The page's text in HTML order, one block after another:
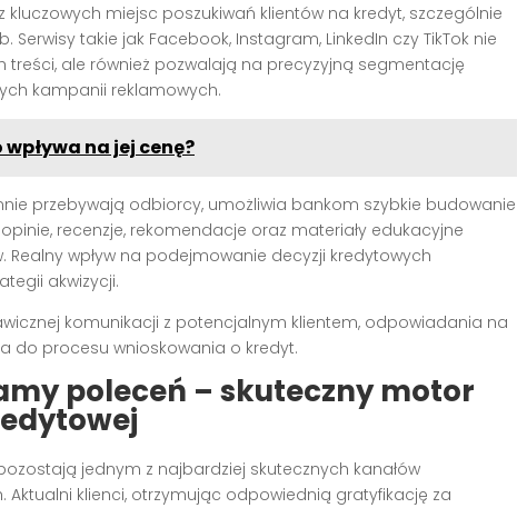
kluczowych miejsc poszukiwań klientów na kredyt, szczególnie
takie jak Facebook, Instagram, LinkedIn czy TikTok nie
ale również pozwalają na precyzyjną segmentację
kampanii reklamowych.
na jej cenę?
przebywają odbiorcy, umożliwia bankom szybkie budowanie
recenzje, rekomendacje oraz materiały edukacyjne
wpływ na podejmowanie decyzji kredytowych
akwizycji.
komunikacji z potencjalnym klientem, odpowiadania na
do procesu wnioskowania o kredyt.
poleceń – skuteczny motor
jednym z najbardziej skutecznych kanałów
Aktualni klienci, otrzymując odpowiednią gratyfikację za